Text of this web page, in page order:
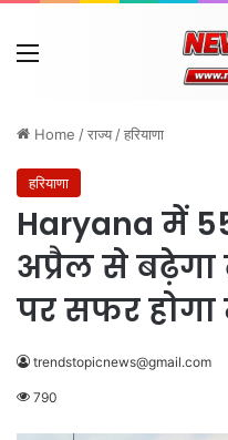
Menu
Home /राज्य /हरियाणा
हरियाणा
Haryana में
अप्रैल से
पर सफर होगा
trendstopicnews@gmail.com
790